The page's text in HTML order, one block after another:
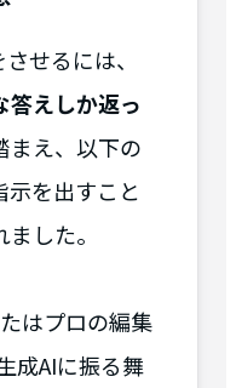
せるには、
答えしか返っ
まえ、以下の
を出すこと
した。
はプロの編集
成AIに振る舞